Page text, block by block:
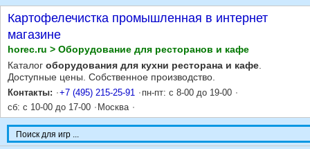
Картофелечистка промышленная в интернет
магазине
horec.ru > Оборудование для ресторанов и кафе
Каталог оборудования для кухни ресторана и кафе
Доступные цены. Собственное производство.
Контакты: +7 (495) 215-25-91
пн-пт: с 8-00 до 19-00
сб: с 10-00 до 17-00
Москва